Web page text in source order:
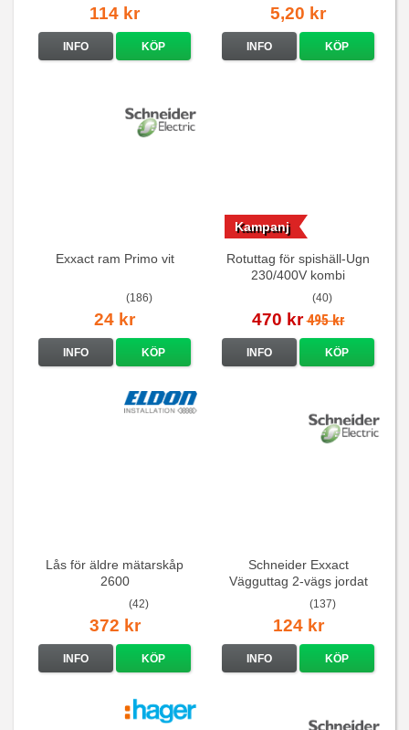
114 kr
INFO KÖP
5,20 kr
INFO KÖP
Exxact ram Primo vit
(186)
24 kr
INFO KÖP
Rotuttag för spishäll-Ugn
230/400V kombi
(40)
Kampanj
470 kr 495 kr
INFO KÖP
Lås för äldre mätarskåp
2600
(42)
372 kr
INFO KÖP
Schneider Exxact
Vägguttag 2-vägs jordat
Vit standarduttag
(137)
124 kr
INFO KÖP